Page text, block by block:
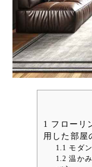
1 フローリ
用した部屋
1.1 モダ
1.2 温か